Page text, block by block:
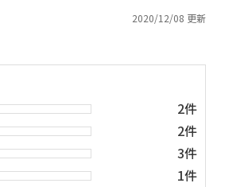
2020/12/08 更新
2件
2件
3件
1件